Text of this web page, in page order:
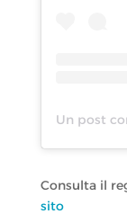
Consulta il
sito